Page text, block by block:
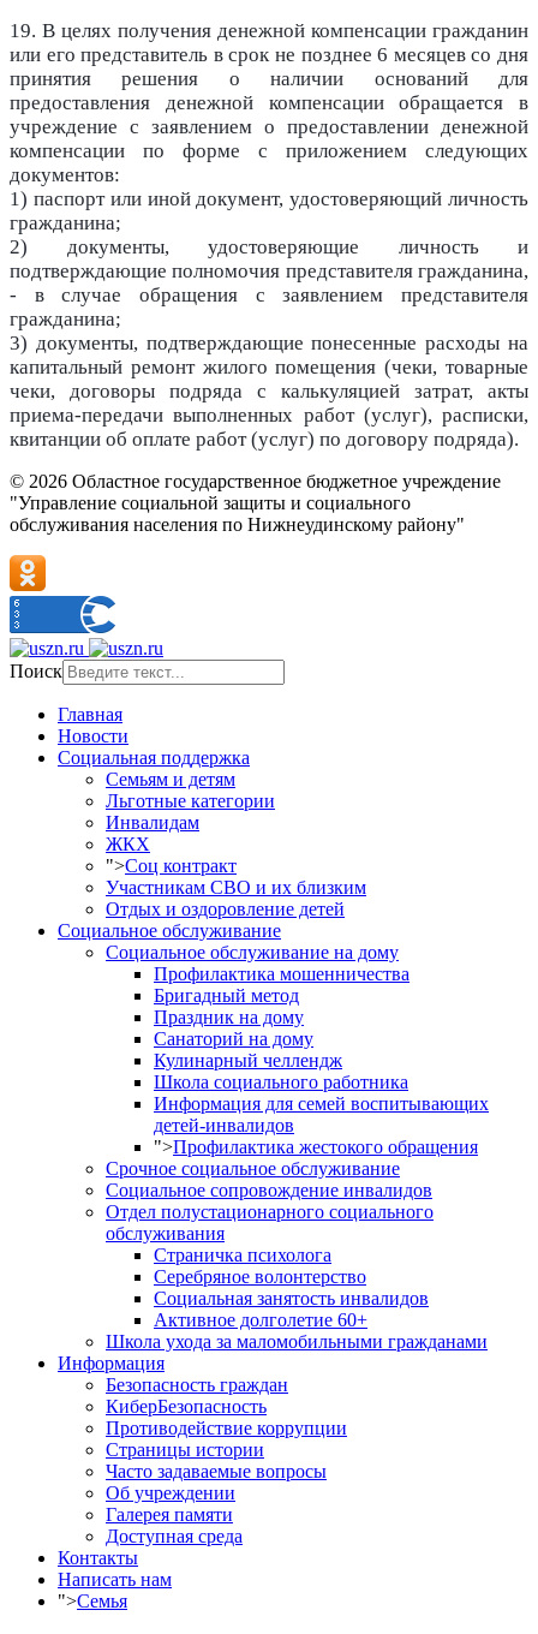
19. В целях получения денежной компенсации гражданин
или его представитель в срок не позднее 6 месяцев со дня
принятия решения о наличии оснований для
предоставления денежной компенсации обращается в
учреждение с заявлением о предоставлении денежной
компенсации по форме с приложением следующих
документов:
1) паспорт или иной документ, удостоверяющий личность
гражданина;
2) документы, удостоверяющие личность и
подтверждающие полномочия представителя гражданина,
- в случае обращения с заявлением представителя
гражданина;
3) документы, подтверждающие понесенные расходы на
капитальный ремонт жилого помещения (чеки, товарные
чеки, договоры подряда с калькуляцией затрат, акты
приема-передачи выполненных работ (услуг), расписки,
квитанции об оплате работ (услуг) по договору подряда).
© 2026 Областное государственное бюджетное учреждение
"Управление социальной защиты и социального
обслуживания населения по Нижнеудинскому району"
Поиск
Главная
Новости
Социальная поддержка
Семьям и детям
Льготные категории
Инвалидам
ЖКХ
">Соц контракт
Участникам СВО и их близким
Отдых и оздоровление детей
Социальное обслуживание
Социальное обслуживание на дому
Профилактика мошенничества
Бригадный метод
Праздник на дому
Санаторий на дому
Кулинарный челлендж
Школа социального работника
Информация для семей воспитывающих
детей-инвалидов
">Профилактика жестокого обращения
Срочное социальное обслуживание
Социальное сопровождение инвалидов
Отдел полустационарного социального
обслуживания
Страничка психолога
Серебряное волонтерство
Социальная занятость инвалидов
Активное долголетие 60+
Школа ухода за маломобильными гражданами
Информация
Безопасность граждан
КиберБезопасность
Противодействие коррупции
Страницы истории
Часто задаваемые вопросы
Об учреждении
Галерея памяти
Доступная среда
Контакты
Написать нам
">Семья